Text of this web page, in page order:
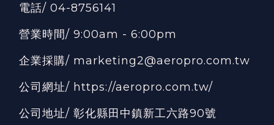
電話/ 04-8756141
營業時間/ 9:00am - 6:00pm
企業採購/ marketing2@aeropro.com.tw
公司網址/ https://aeropro.com.tw/
公司地址/ 彰化縣田中鎮新工六路90號